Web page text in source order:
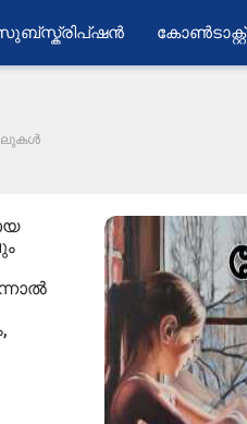
കോൺടാക്റ്റ്